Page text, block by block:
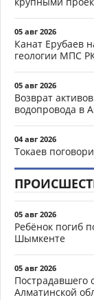
05 авг 2026
Канат Ерубаев
геологии МПС
05 авг 2026
Возврат
водопровода в
04 авг 2026
Токаев
05 авг 2026
Ребёнок погиб
Шымкенте
05 авг 2026
Пострадавшего
Алматинской